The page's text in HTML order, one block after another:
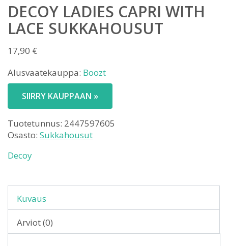
DECOY LADIES CAPRI WITH
LACE SUKKAHOUSUT
17,90 €
Alusvaatekauppa: Boozt
SIIRRY KAUPPAAN »
Tuotetunnus: 2447597605
Osasto: Sukkahousut
Decoy
Kuvaus
Arviot (0)